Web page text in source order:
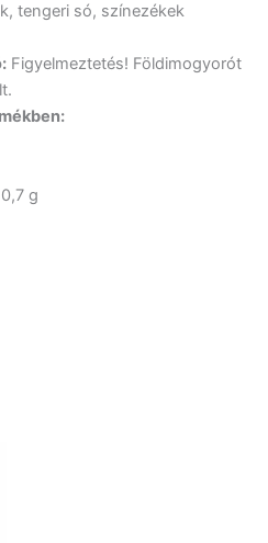
tengeri só, színezékek
Figyelmeztetés! Földimogyorót
g